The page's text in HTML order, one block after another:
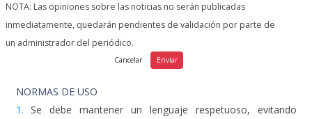
NOTA: Las opiniones sobre las noticias no serán publicadas
inmediatamente, quedarán pendientes de validación por parte de
un administrador del periódico.
NORMAS DE USO
1. Se debe mantener un lenguaje respetuoso, evitando